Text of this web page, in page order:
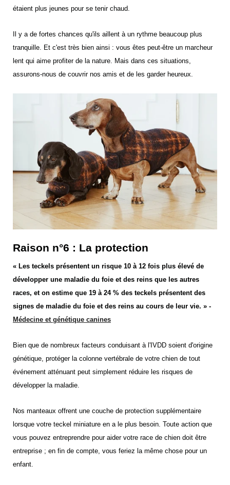
étaient plus jeunes pour se tenir chaud.
Il y a de fortes chances qu'ils aillent à un rythme beaucoup plus
tranquille. Et c'est très bien ainsi : vous êtes peut-être un marcheur
lent qui aime profiter de la nature. Mais dans ces situations,
assurons-nous de couvrir nos amis et de les garder heureux.
Raison n°6 : La protection
« Les teckels présentent un risque 10 à 12 fois plus élevé de
développer une maladie du foie et des reins que les autres
races, et on estime que 19 à 24 % des teckels présentent des
signes de maladie du foie et des reins au cours de leur vie. » -
Médecine et génétique canines
Bien que de nombreux facteurs conduisant à l'IVDD soient d'origine
génétique, protéger la colonne vertébrale de votre chien de tout
événement atténuant peut simplement réduire les risques de
développer la maladie.
Nos manteaux offrent une couche de protection supplémentaire
lorsque votre teckel miniature en a le plus besoin. Toute action que
vous pouvez entreprendre pour aider votre race de chien doit être
entreprise ; en fin de compte, vous feriez la même chose pour un
enfant.